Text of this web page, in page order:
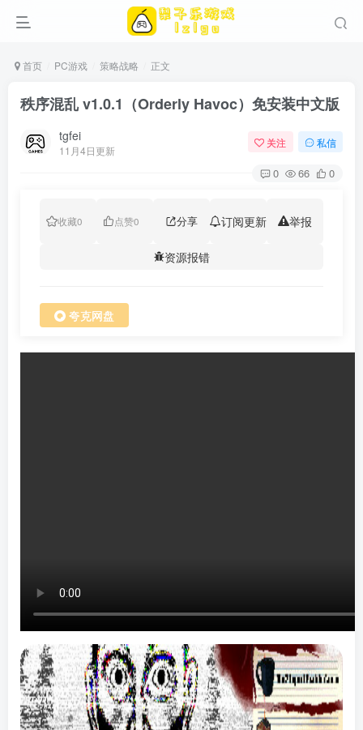
首页 PC游戏 策略战略 正文
秩序混乱 v1.0.1（Orderly Havoc）免安装中文版
tgfei
11月4日更新
关注 私信
0 66 0
收藏0 点赞0 分享 订阅更新 举报
资源报错
夸克网盘